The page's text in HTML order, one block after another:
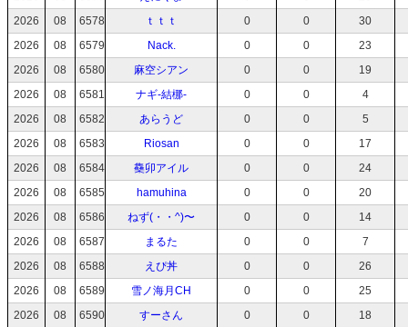
2026
08 6578 ｔｔｔ 0 0
30
2026
08 6579 Nack. 0 0
23
2026
08 6580 麻空シアン 0 0
19
2026
08 6581 ナギ-結梛- 0 0
4
2026
08 6582 あらうど 0 0
5
2026
08 6583 Riosan 0 0
17
2026
08 6584 雧卯アイル 0 0
24
2026
08 6585 hamuhina 0 0
20
2026
08 6586 ねず(・・^)〜 0 0
14
2026
08 6587 まるた 0 0
7
2026
08 6588 えぴ丼 0 0
26
2026
08 6589 雪ノ海月CH 0 0
25
2026
08 6590 すーさん 0 0
18